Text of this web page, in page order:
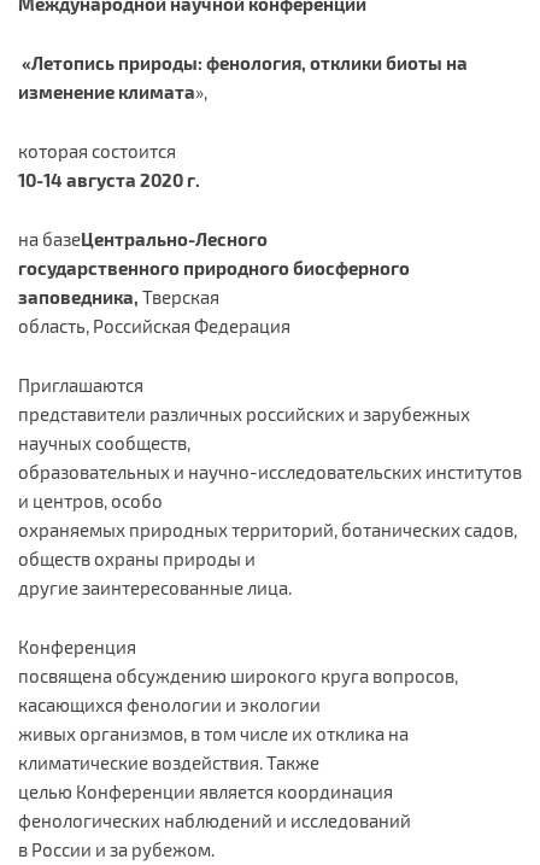
«Летопись природы: фенология, отклики биоты на
изменение климата»,
которая состоится
10-14 августа 2020 г.
на базеЦентрально-Лесного
государственного природного биосферного
заповедника, Тверская
область, Российская Федерация
Приглашаются
представители различных российских и зарубежных
научных сообществ,
образовательных и научно-исследовательских институтов
и центров, особо
охраняемых природных территорий, ботанических садов,
обществ охраны природы и
другие заинтересованные лица.
Конференция
посвящена обсуждению широкого круга вопросов,
касающихся фенологии и экологии
живых организмов, в том числе их отклика на
климатические воздействия. Также
целью Конференции является координация
фенологических наблюдений и исследований
в России и за рубежом.